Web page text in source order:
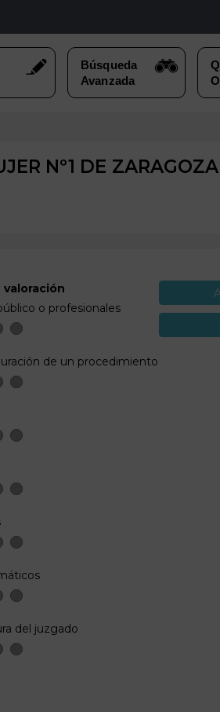
Nº1 DE ZARAGOZA
o profesionales
de un procedimiento
del juzgado